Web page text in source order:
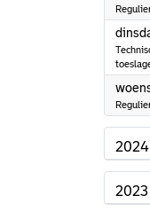
2024
2023